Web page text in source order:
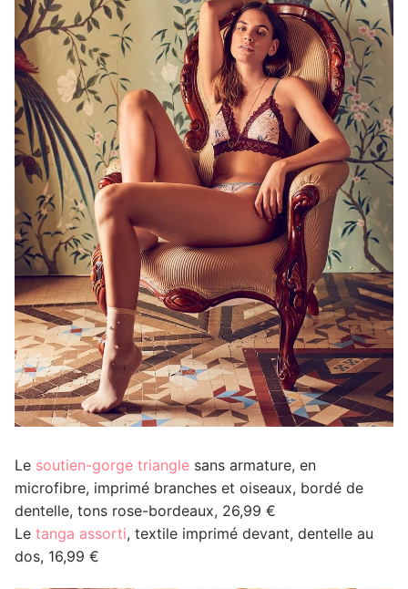
Le soutien-gorge triangle sans armature, en
microfibre, imprimé branches et oiseaux, bordé de
dentelle, tons rose-bordeaux, 26,99 €
Le tanga assorti, textile imprimé devant, dentelle au
dos, 16,99 €